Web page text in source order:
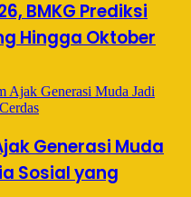
BMKG Prediksi
Hingga Oktober
Generasi Muda
Sosial yang